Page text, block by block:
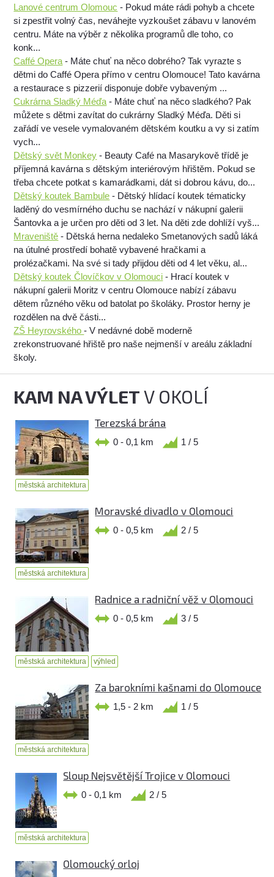
Lanové centrum Olomouc - Pokud máte rádi pohyb a chcete
si zpestřit volný čas, neváhejte vyzkoušet zábavu v lanovém
centru. Máte na výběr z několika programů dle toho, co
konk...
Caffé Opera - Máte chuť na něco dobrého? Tak vyrazte s
dětmi do Caffé Opera přímo v centru Olomouce! Tato kavárna
a restaurace s pizzerií disponuje dobře vybaveným ...
Cukrárna Sladký Méďa - Máte chuť na něco sladkého? Pak
můžete s dětmi zavítat do cukrárny Sladký Méďa. Děti si
zařádí ve vesele vymalovaném dětském koutku a vy si zatím
vych...
Dětský svět Monkey - Beauty Café na Masarykově třídě je
příjemná kavárna s dětským interiérovým hřištěm. Pokud se
třeba chcete potkat s kamarádkami, dát si dobrou kávu, do...
Dětský koutek Bambule - Dětský hlídací koutek tématicky
laděný do vesmírného duchu se nachází v nákupní galerii
Šantovka a je určen pro děti od 3 let. Na děti zde dohlíží vyš...
Mraveniště - Dětská herna nedaleko Smetanových sadů láká
na útulné prostředí bohatě vybavené hračkami a
prolézačkami. Na své si tady přijdou děti od 4 let věku, al...
Dětský koutek Človíčkov v Olomouci - Hrací koutek v
nákupní galerii Moritz v centru Olomouce nabízí zábavu
dětem různého věku od batolat po školáky. Prostor herny je
rozdělen na dvě části...
ZŠ Heyrovského- V nedávné době moderně
zrekonstruované hřiště pro naše nejmenší v areálu základní
školy.
KAM NA VÝLETV OKOLÍ
Terezská brána
0 - 0,1 km 1 / 5
městská architektura
Moravské divadlo v Olomouci
0 - 0,5 km 2 / 5
městská architektura
Radnice a radniční věž v Olomouci
0 - 0,5 km 3 / 5
městská architektura výhled
Za barokními kašnami do Olomouce
1,5 - 2 km 1 / 5
městská architektura
Sloup Nejsvětější Trojice v Olomouci
0 - 0,1 km 2 / 5
městská architektura
Olomoucký orloj